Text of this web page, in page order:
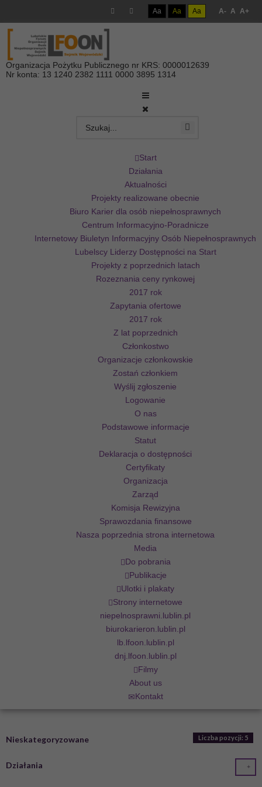
Aa Aa Aa A- A A+
Organizacja Pożytku Publicznego nr KRS: 0000012639
Nr konta: 13 1240 2382 1111 0000 3895 1314
Start
Działania
Aktualności
Projekty realizowane obecnie
Biuro Karier dla osób niepełnosprawnych
Centrum Informacyjno-Poradnicze
Internetowy Biuletyn Informacyjny Osób Niepełnosprawnych
Lubelscy Liderzy Dostępności na Start
Projekty z poprzednich latach
Rozeznania ceny rynkowej
2017 rok
Zapytania ofertowe
2017 rok
Z lat poprzednich
Członkostwo
Organizacje członkowskie
Zostań członkiem
Wyślij zgłoszenie
Logowanie
O nas
Podstawowe informacje
Statut
Deklaracja o dostępności
Certyfikaty
Organizacja
Zarząd
Komisja Rewizyjna
Sprawozdania finansowe
Nasza poprzednia strona internetowa
Media
Do pobrania
Publikacje
Ulotki i plakaty
Strony internetowe
niepelnosprawni.lublin.pl
biurokarieron.lublin.pl
lb.lfoon.lublin.pl
dnj.lfoon.lublin.pl
Filmy
About us
Kontakt
Nieskategoryzowane Liczba pozycji: 5
Działania